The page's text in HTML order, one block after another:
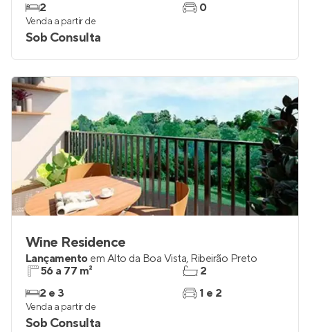
2
0
Venda a partir de
Sob Consulta
Wine Residence
Lançamento em Alto da Boa Vista, Ribeirão Preto
56 a 77 m²
2 e 3
2
1 e 2
Venda a partir de
Sob Consulta